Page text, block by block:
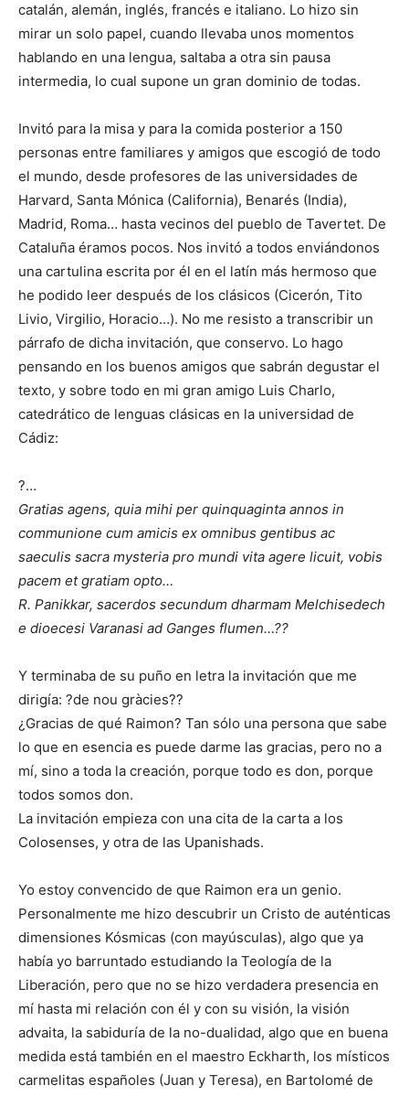
catalán, alemán, inglés, francés e italiano. Lo hizo sin
mirar un solo papel, cuando llevaba unos momentos
hablando en una lengua, saltaba a otra sin pausa
intermedia, lo cual supone un gran dominio de todas.
Invitó para la misa y para la comida posterior a 150
personas entre familiares y amigos que escogió de todo
el mundo, desde profesores de las universidades de
Harvard, Santa Mónica (California), Benarés (India),
Madrid, Roma… hasta vecinos del pueblo de Tavertet. De
Cataluña éramos pocos. Nos invitó a todos enviándonos
una cartulina escrita por él en el latín más hermoso que
he podido leer después de los clásicos (Cicerón, Tito
Livio, Virgilio, Horacio…). No me resisto a transcribir un
párrafo de dicha invitación, que conservo. Lo hago
pensando en los buenos amigos que sabrán degustar el
texto, y sobre todo en mi gran amigo Luis Charlo,
catedrático de lenguas clásicas en la universidad de
Cádiz:
?…
Gratias agens, quia mihi per quinquaginta annos in
communione cum amicis ex omnibus gentibus ac
saeculis sacra mysteria pro mundi vita agere licuit, vobis
pacem et gratiam opto…
R. Panikkar, sacerdos secundum dharmam Melchisedech
e dioecesi Varanasi ad Ganges flumen…??
Y terminaba de su puño en letra la invitación que me
dirigía: ?de nou gràcies??
¿Gracias de qué Raimon? Tan sólo una persona que sabe
lo que en esencia es puede darme las gracias, pero no a
mí, sino a toda la creación, porque todo es don, porque
todos somos don.
La invitación empieza con una cita de la carta a los
Colosenses, y otra de las Upanishads.
Yo estoy convencido de que Raimon era un genio.
Personalmente me hizo descubrir un Cristo de auténticas
dimensiones Kósmicas (con mayúsculas), algo que ya
había yo barruntado estudiando la Teología de la
Liberación, pero que no se hizo verdadera presencia en
mí hasta mi relación con él y con su visión, la visión
advaita, la sabiduría de la no-dualidad, algo que en buena
medida está también en el maestro Eckharth, los místicos
carmelitas españoles (Juan y Teresa), en Bartolomé de